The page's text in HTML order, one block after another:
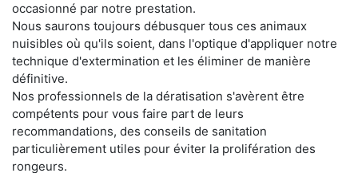
occasionné par notre prestation.
Nous saurons toujours débusquer tous ces animaux
nuisibles où qu'ils soient, dans l'optique d'appliquer notre
technique d'extermination et les éliminer de manière
définitive.
Nos professionnels de la dératisation s'avèrent être
compétents pour vous faire part de leurs
recommandations, des conseils de sanitation
particulièrement utiles pour éviter la prolifération des
rongeurs.